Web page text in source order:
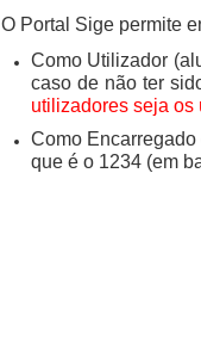
O Portal Sige permite
Como Utilizador
caso de não ter
utilizadores seja os
Como
que é o 1234 (em